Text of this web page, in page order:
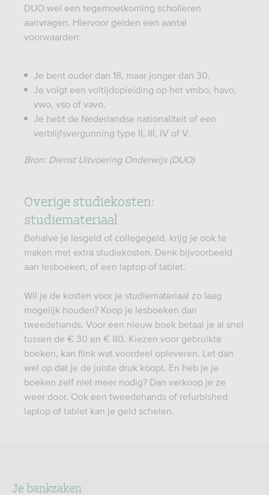
DUO wel een tegemoetkoming scholieren
aanvragen. Hiervoor gelden een aantal
voorwaarden:
Je bent ouder dan 18, maar jonger dan 30.
Je volgt een voltijdopleiding op het vmbo, havo,
vwo, vso of vavo.
Je hebt de Nederlandse nationaliteit of een
verblijfsvergunning type II, III, IV of V.
Bron: Dienst Uitvoering Onderwijs (DUO)
Overige studiekosten:
studiemateriaal
Behalve je lesgeld of collegegeld, krijg je ook te
maken met extra studiekosten. Denk bijvoorbeeld
aan lesboeken, of een laptop of tablet.
Wil je de kosten voor je studiemateriaal zo laag
mogelijk houden? Koop je lesboeken dan
tweedehands. Voor een nieuw boek betaal je al snel
tussen de € 30 en € 80. Kiezen voor gebruikte
boeken, kan flink wat voordeel opleveren. Let dan
wel op dat je de juiste druk koopt. En heb je je
boeken zelf niet meer nodig? Dan verkoop je ze
weer door. Ook een tweedehands of refurbished
laptop of tablet kan je geld schelen.
Je bankzaken